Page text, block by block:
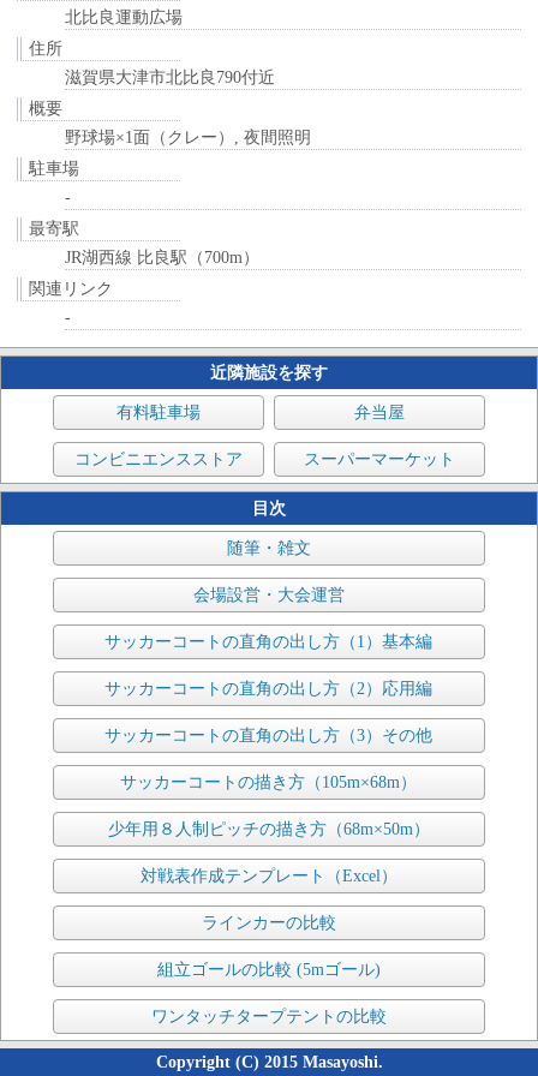
北比良運動広場
住所
滋賀県大津市北比良790付近
概要
野球場×1面（クレー）, 夜間照明
駐車場
-
最寄駅
JR湖西線 比良駅（700m）
関連リンク
-
近隣施設を探す
有料駐車場 弁当屋
コンビニエンスストア スーパーマーケット
目次
随筆・雑文
会場設営・大会運営
サッカーコートの直角の出し方（1）基本編
サッカーコートの直角の出し方（2）応用編
サッカーコートの直角の出し方（3）その他
サッカーコートの描き方（105m×68m）
少年用８人制ピッチの描き方（68m×50m）
対戦表作成テンプレート（Excel）
ラインカーの比較
組立ゴールの比較 (5mゴール)
ワンタッチタープテントの比較
Copyright (C) 2015 Masayoshi.